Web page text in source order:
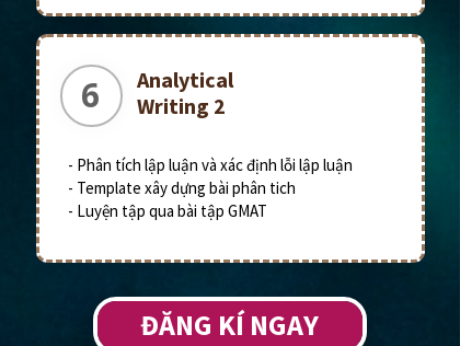
ĐĂNG KÍ NGAY
Analytical
Writing 2
- Phân tích lập luận và xác định lỗi lập luận
- Template xây dựng bài phân tich
- Luyện tập qua bài tập GMAT
6